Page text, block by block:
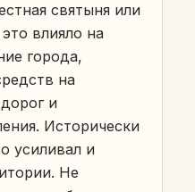
святыня или
влияло на
города,
на
и
Исторически
усиливал и
Не